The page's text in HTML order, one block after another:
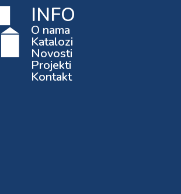
INFO
O nama
Katalozi
Novosti
Projekti
Kontakt